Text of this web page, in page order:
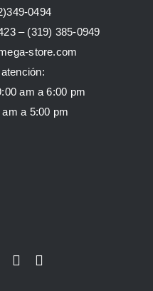
0494
– (319) 385-0949
store.com
am a 6:00 pm
a 5:00 pm